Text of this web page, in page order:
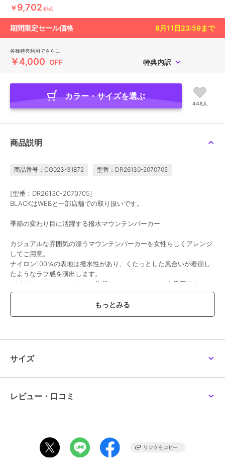
￥9,702 税込
期間限定セール価格 8月11日23:59まで
各種特典利用でさらに
￥4,000 OFF 特典内訳
カラー・サイズを選ぶ
448人
商品説明
商品番号：CG023-31872 型番：DR26130-2070705
[型番：DR26130-2070705]
BLACKはWEBと一部店舗での取り扱いです。
季節の変わり目に活躍する撥水マウンテンパーカー
カジュアルな雰囲気の漂うマウンテンパーカーを女性らしくアレンジ
してご用意。
ナイロン100％の表地は撥水性があり、くたっとした風合いが着崩し
たようなラフ感を演出します。
デイリーユースはもちろん、旅行やレジャーシーンにも重宝する一
着。
抜け感のあるルーズシルエットが大人カジュアルなスタイリングにマ
ッチし、季節の変わり目の気温調整にも活躍します。
【2026 Spring／Summer】【26SS】
りませんので強い雨にご注意ください。
総重量 : 約440g
サイズ
レビュー・口コミ